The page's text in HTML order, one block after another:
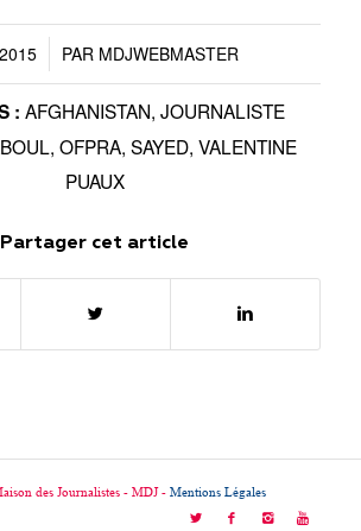
PAR MDJWEBMASTER
: AFGHANISTAN,JOURNALISTE
,OFPRA,SAYED,VALENTINE
PUAUX
Partager cet article
des Journalistes - MDJ - Mentions Légales